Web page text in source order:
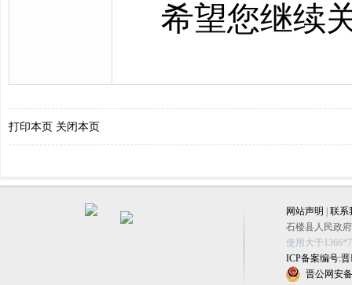
希望您继续
打印本页 关闭本页
网站声明
联系
石楼县人民政
使用大于
ICP备案编号:晋
晋公网安